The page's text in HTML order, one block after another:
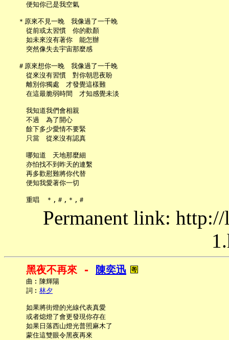
     便知你已是我空氣
   ＊原來不見一晚　我像過了一千晚
     從前或太習慣　你的歡顏
     如未來沒有著你　能怎辦
     突然像失去宇宙那麼感
   ＃原來想你一晚　我像過了一千晚
     從來沒有習慣　對你朝思夜盼
     離別你獨處　才發覺這樣難
     在這最脆弱時間　才知感覺未淡
     我知道我們會相親
     不過　為了開心
     餘下多少愛情不要緊
     只當　從來沒有認真
     哪知道　天地那麼細
     亦怕找不到昨天的連繫
     再多歡慰難將你代替
     便知我愛著你一切
Permanent link:
黑夜不再來 - 陳奕迅
     曲︰陳輝陽
     詞︰
林夕
     如果將街燈的光線代表真愛
     或者熄燈了會更發現你存在
     如果日落西山燈光普照麻木了
     蒙住這雙眼令黑夜再來